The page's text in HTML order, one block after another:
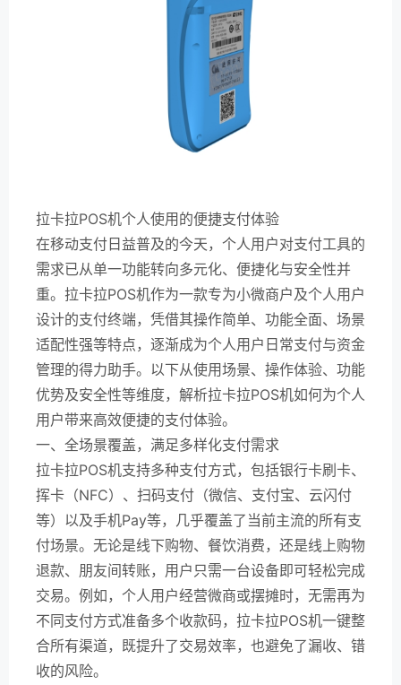
拉卡拉POS机个人使用的便捷支付体验
在移动支付日益普及的今天，个人用户对支付工具的
需求已从单一功能转向多元化、便捷化与安全性并
重。拉卡拉POS机作为一款专为小微商户及个人用户
设计的支付终端，凭借其操作简单、功能全面、场景
适配性强等特点，逐渐成为个人用户日常支付与资金
管理的得力助手。以下从使用场景、操作体验、功能
优势及安全性等维度，解析拉卡拉POS机如何为个人
用户带来高效便捷的支付体验。
一、全场景覆盖，满足多样化支付需求
拉卡拉POS机支持多种支付方式，包括银行卡刷卡、
挥卡（NFC）、扫码支付（微信、支付宝、云闪付
等）以及手机Pay等，几乎覆盖了当前主流的所有支
付场景。无论是线下购物、餐饮消费，还是线上购物
退款、朋友间转账，用户只需一台设备即可轻松完成
交易。例如，个人用户经营微商或摆摊时，无需再为
不同支付方式准备多个收款码，拉卡拉POS机一键整
合所有渠道，既提升了交易效率，也避免了漏收、错
收的风险。